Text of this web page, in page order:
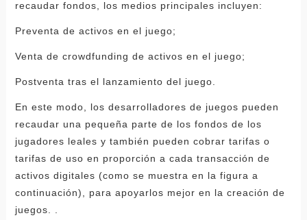
recaudar fondos, los medios principales incluyen:
Preventa de activos en el juego;
Venta de crowdfunding de activos en el juego;
Postventa tras el lanzamiento del juego.
En este modo, los desarrolladores de juegos pueden
recaudar una pequeña parte de los fondos de los
jugadores leales y también pueden cobrar tarifas o
tarifas de uso en proporción a cada transacción de
activos digitales (como se muestra en la figura a
continuación), para apoyarlos mejor en la creación de
juegos. .